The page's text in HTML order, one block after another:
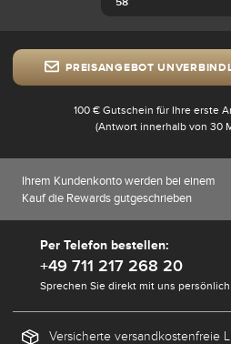
PREISANGEBOT
100 € Gutschein für Ihre erste
(Antwort innerhalb von 30
Ihrem Kundenkonto werden bei einem
Kauf die Rewards gutgeschrieben
Per Telefon bestellen:
+49 711 217 268 20
Sprechen Sie direkt mit uns persönlich
Versicherte versandkostenfreie